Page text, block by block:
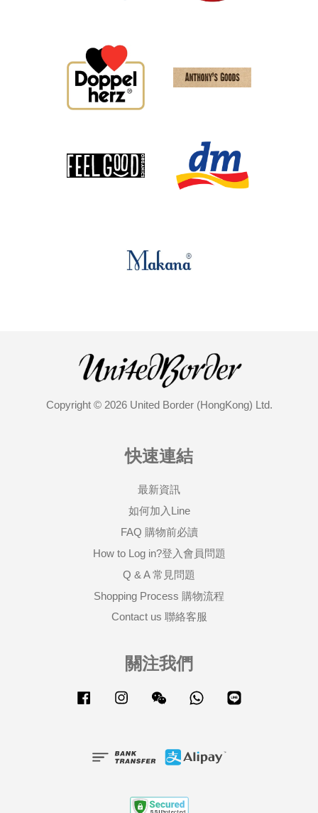
Copyright © 2026 United Border (HongKong) Ltd.
快速連結
最新資訊
如何加入Line
FAQ 購物前必讀
How to Log in?登入會員問題
Q & A 常見問題
Shopping Process 購物流程
Contact us 聯絡客服
關注我們
Facebook Instagram Wechat Whatsapp